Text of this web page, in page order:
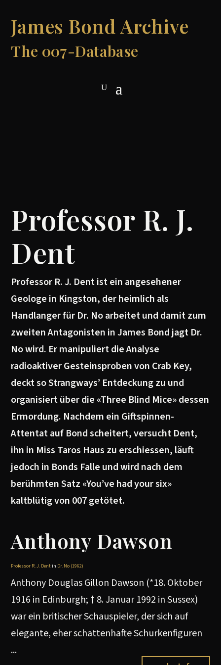
James Bond Archive
The 007-Database
Professor R. J.
Dent
Professor R. J. Dent ist ein angesehener
Geologe in Kingston, der heimlich als
Handlanger für Dr. No arbeitet und damit zum
zweiten Antagonisten in James Bond jagt Dr.
No wird. Er manipuliert die Analyse
radioaktiver Gesteinsproben von Crab Key,
deckt so Strangways’ Entdeckung zu und
organisiert über die «Three Blind Mice» dessen
Ermordung. Nachdem ein Giftspinnen-
Attentat auf Bond scheitert, versucht Dent,
ihn in Miss Taros Haus zu erschiessen, läuft
jedoch in Bonds Falle und wird nach dem
berühmten Satz «You’ve had your six»
kaltblütig von 007 getötet.
Anthony Dawson
Professor R. J. Dentin Dr. No (1962)
Anthony Douglas Gillon Dawson (*18. Oktober
1916 in Edinburgh; † 8. Januar 1992 in Sussex)
war ein britischer Schauspieler, der sich auf
elegante, eher schattenhafte Schurkenfiguren
...